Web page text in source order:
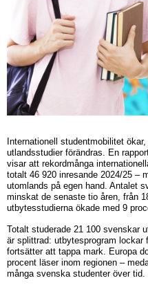
Internationell studentmobilitet
utlandsstudier förändras. En
visar att rekordmånga
totalt 46 920 inresande 2024/25 –
utomlands på egen hand. Antalet
minskat de senaste tio åren, från
utbytesstudierna ökade med 9
Totalt studerade 21 100 svenskar
är splittrad: utbytesprogram lockar
fortsätter att tappa mark. Europa
procent läser inom regionen –
många svenska studenter över tid.